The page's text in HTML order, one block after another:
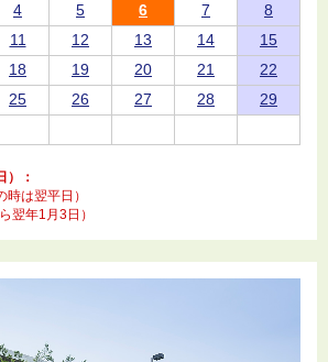
4 5 6 7
8
11 12 13 14
15
18 19 20 21
22
25 26 27 28
29
）：
は翌平日）
翌年1月3日）